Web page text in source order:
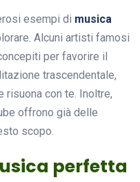
esempi di musica
Alcuni artisti famosi
per favorire il
trascendentale,
risuona con te. Inoltre,
offrono già delle
scopo.
perfetta